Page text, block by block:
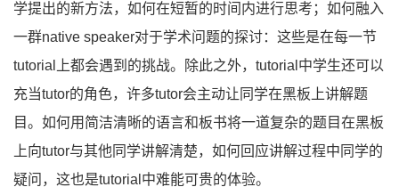
学提出的新方法，如何在短暂的时间内进行思考；如何融入
一群native speaker对于学术问题的探讨：这些是在每一节
tutorial上都会遇到的挑战。除此之外，tutorial中学生还可以
充当tutor的角色，许多tutor会主动让同学在黑板上讲解题
目。如何用简洁清晰的语言和板书将一道复杂的题目在黑板
上向tutor与其他同学讲解清楚，如何回应讲解过程中同学的
疑问，这也是tutorial中难能可贵的体验。